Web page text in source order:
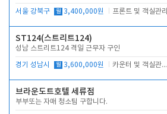
서울 강북구 월 3,400,000원 프론트 및 객실관리
ST124(스트리트124)
성남 스트리트124 격일 근무자 구인
경기 성남시 월 3,600,000원 카운터 및 객실관리 전반
브라운도트호텔 세류점
부부또는 자매 청소팀 구합니다.